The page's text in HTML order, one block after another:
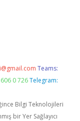
Teams:
0 726 Telegram:
Bilgi Teknolojileri
bir Yer Sağlayıcı